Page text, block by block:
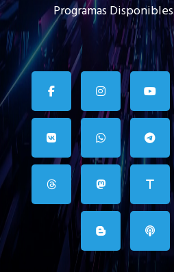
Programas Disponibles